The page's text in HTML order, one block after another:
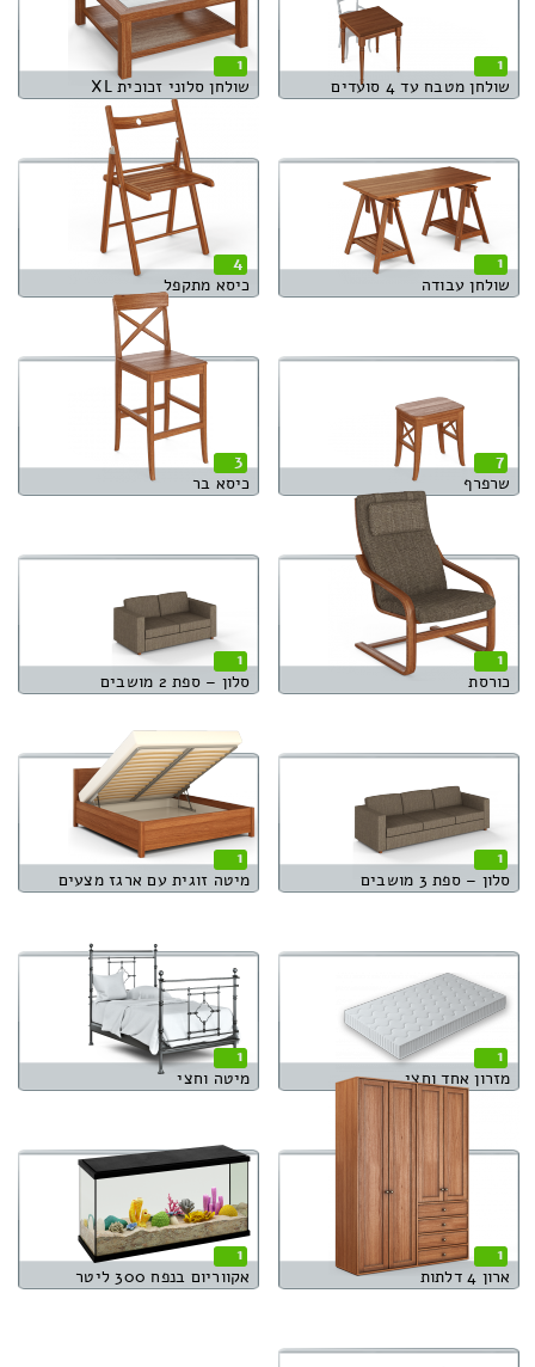
1
שולחן מטבח עד 4 סועדים
1
שולחן סלוני זכוכית XL
1
שולחן עבודה
4
כיסא מתקפל
7
שרפרף
3
כיסא בר
1
כורסת
1
סלון – ספת 2 מושבים
1
סלון – ספת 3 מושבים
1
מיטה זוגית עם ארגז מצעים
1
מזרון אחד וחצי
1
מיטה וחצי
1
ארון 4 דלתות
1
אקווריום בנפח 300 ליטר